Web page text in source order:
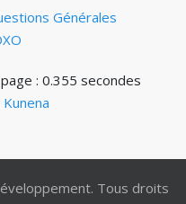
Générales
: 0.355 secondes
Kunena
Tous droits